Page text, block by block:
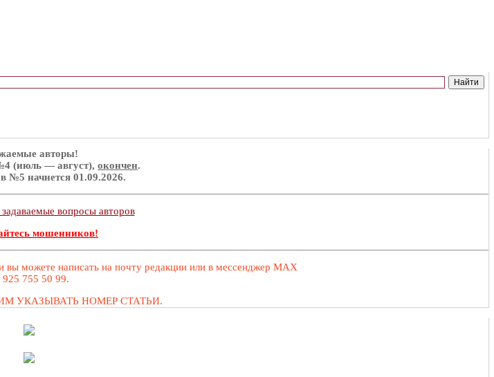
авторы!
(июль — август), окончен.
№5 начнется 01.09.2026.
вопросы авторов
мошенников!
вы можете написать на почту редакции или в мессенджер MAX
925 755 50 99.
УКАЗЫВАТЬ НОМЕР СТАТЬИ.